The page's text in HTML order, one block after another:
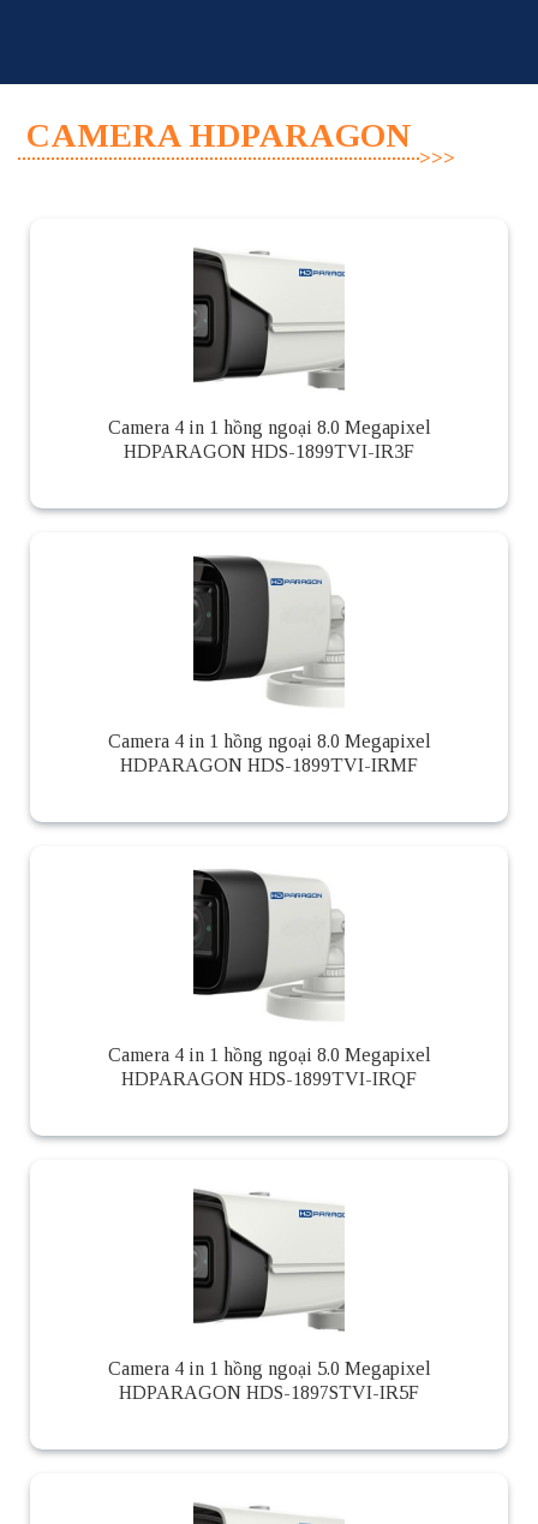
CAMERA HDPARAGON
Camera 4 in 1 hồng ngoại 8.0 Megapixel
HDPARAGON HDS-1899TVI-IR3F
Camera 4 in 1 hồng ngoại 8.0 Megapixel
HDPARAGON HDS-1899TVI-IRMF
Camera 4 in 1 hồng ngoại 8.0 Megapixel
HDPARAGON HDS-1899TVI-IRQF
Camera 4 in 1 hồng ngoại 5.0 Megapixel
HDPARAGON HDS-1897STVI-IR5F